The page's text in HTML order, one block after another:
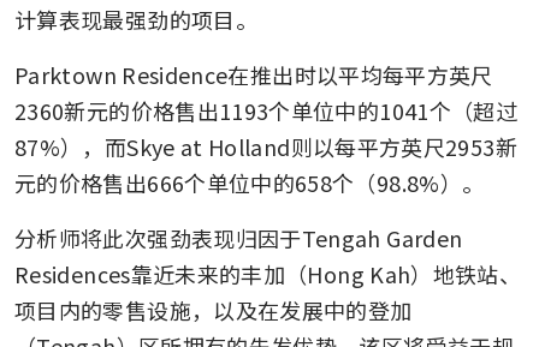
计算表现最强劲的项目。
Parktown Residence在推出时以平均每平方英尺
2360新元的价格售出1193个单位中的1041个（超过
87%），而Skye at Holland则以每平方英尺2953新
元的价格售出666个单位中的658个（98.8%）。
分析师将此次强劲表现归因于Tengah Garden
Residences靠近未来的丰加（Hong Kah）地铁站、
项目内的零售设施，以及在发展中的登加